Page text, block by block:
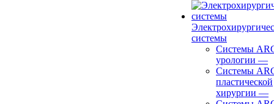
системы
Системы
урологии —
Системы
пластической
хирургии —